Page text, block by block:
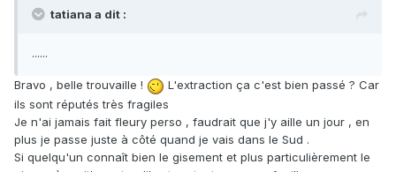
tatiana a dit :
......
Bravo , belle trouvaille !
L'extraction ça c'est bien passé ? Car
ils sont réputés très fragiles
Je n'ai jamais fait fleury perso , faudrait que j'y aille un jour , en
plus je passe juste à côté quand je vais dans le Sud .
Si quelqu'un connaît bien le gisement et plus particulièrement le